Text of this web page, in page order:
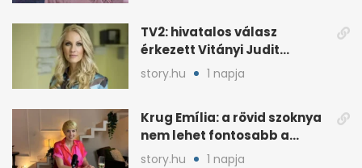
TV2: hivatalos válasz
érkezett Vitányi Judit
további szerepéről
story.hu 1 napja
Krug Emília: a rövid szoknya
nem lehet fontosabb a
kérdéseimnél
story.hu 1 napja